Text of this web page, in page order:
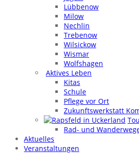
Lübbenow
Milow
Nechlin
Trebenow
Wilsickow
Wismar
Wolfshagen
Aktives Leben
Kitas
Schule
Pflege vor Ort
Zukunftswerkstatt
Rad- und
Aktuelles
Veranstaltungen